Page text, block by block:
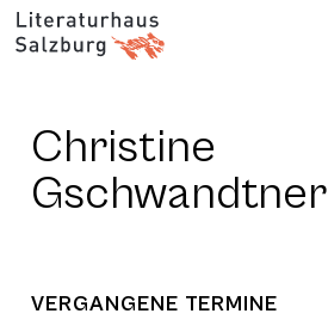
Christine
Gschwandtner
VERGANGENE TERMINE